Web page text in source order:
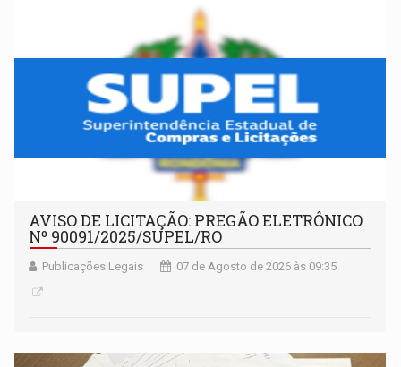
AVISO DE LICITAÇÃO: PREGÃO ELETRÔNICO
Nº 90091/2025/SUPEL/RO
Publicações Legais 07 de Agosto de 2026 às 09:35